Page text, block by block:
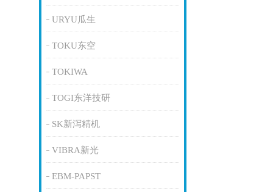
URYU瓜生
TOKU东空
TOKIWA
TOGI东洋技研
SK新泻精机
VIBRA新光
EBM-PAPST